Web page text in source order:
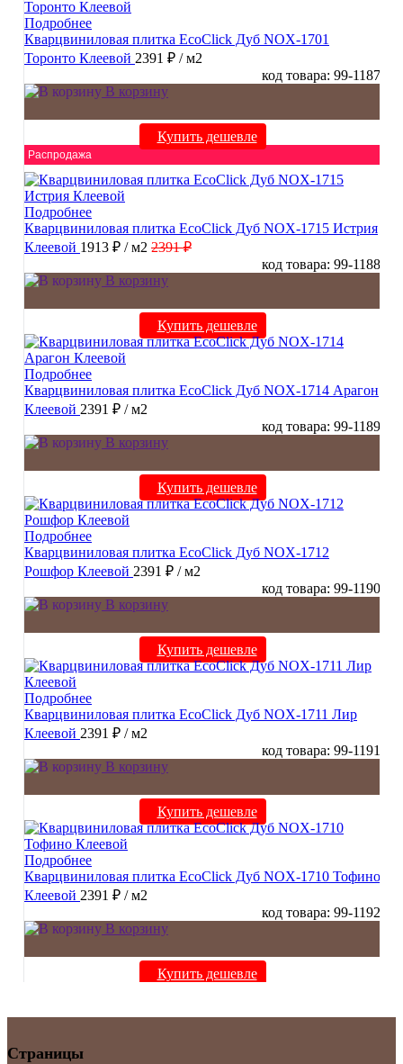
Подробнее
Кварцвиниловая плитка EcoClick Дуб NOX-1701
Торонто Клеевой 2391 ₽ / м2
код товара: 99-1187
В корзину
Купить дешевле
Распродажа
Подробнее
Кварцвиниловая плитка EcoClick Дуб NOX-1715 Истрия
Клеевой 1913 ₽ / м2 2391 ₽
код товара: 99-1188
В корзину
Купить дешевле
Подробнее
Кварцвиниловая плитка EcoClick Дуб NOX-1714 Арагон
Клеевой 2391 ₽ / м2
код товара: 99-1189
В корзину
Купить дешевле
Подробнее
Кварцвиниловая плитка EcoClick Дуб NOX-1712
Рошфор Клеевой 2391 ₽ / м2
код товара: 99-1190
В корзину
Купить дешевле
Подробнее
Кварцвиниловая плитка EcoClick Дуб NOX-1711 Лир
Клеевой 2391 ₽ / м2
код товара: 99-1191
В корзину
Купить дешевле
Подробнее
Кварцвиниловая плитка EcoClick Дуб NOX-1710 Тофино
Клеевой 2391 ₽ / м2
код товара: 99-1192
В корзину
Купить дешевле
Страницы